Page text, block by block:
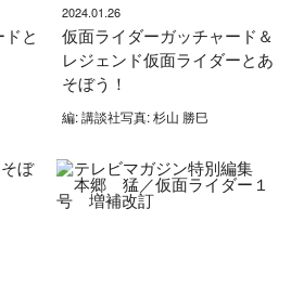
と
2024.01.26
仮面ライダーガッチャード＆
レジェンド仮面ライダーとあ
そぼう！
編: 講談社写真: 杉山 勝巳